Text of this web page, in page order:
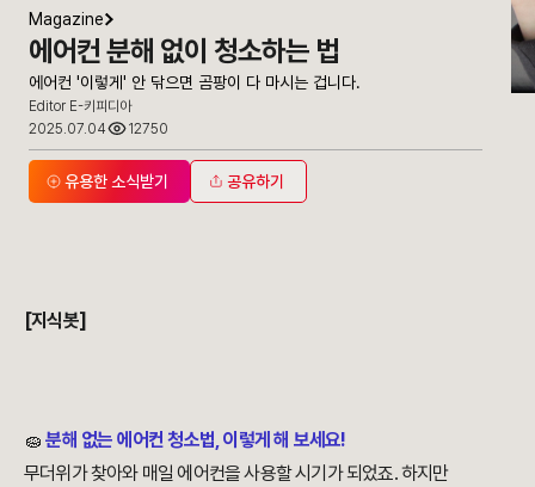
Magazine
에어컨 분해 없이 청소하는 법
에어컨 '이렇게' 안 닦으면 곰팡이 다 마시는 겁니다.
Editor E-키피디아
2025.07.04
12750
유용한 소식받기 공유하기
[지식봇]
🧽분해 없는 에어컨 청소법, 이렇게 해 보세요!
무더위가 찾아와 매일 에어컨을 사용할 시기가 되었죠. 하지만